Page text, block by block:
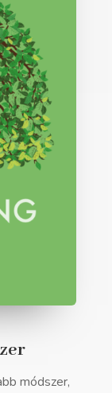
módszer,